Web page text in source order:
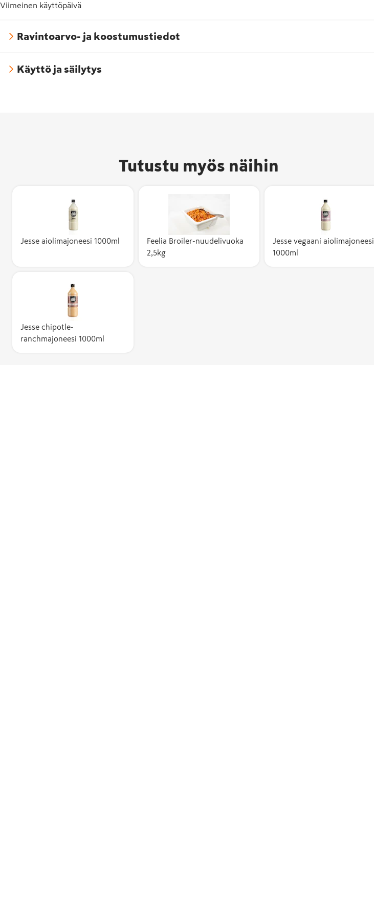
Viimeinen käyttöpäivä
Ravintoarvo- ja koostumustiedot
Käyttö ja säilytys
Tutustu myös näihin
Jesse aiolimajoneesi 1000ml
Feelia Broiler-nuudelivuoka
2,5kg
Jesse vegaani aiolimajoneesi
1000ml
Jesse chipotle-
ranchmajoneesi 1000ml